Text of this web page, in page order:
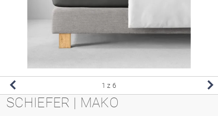
1 z 6
SCHIEFER | MAKO